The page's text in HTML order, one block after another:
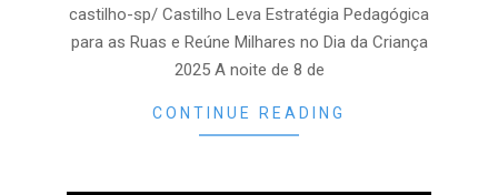
castilho-sp/ Castilho Leva Estratégia Pedagógica
para as Ruas e Reúne Milhares no Dia da Criança
2025 A noite de 8 de
CONTINUE READING